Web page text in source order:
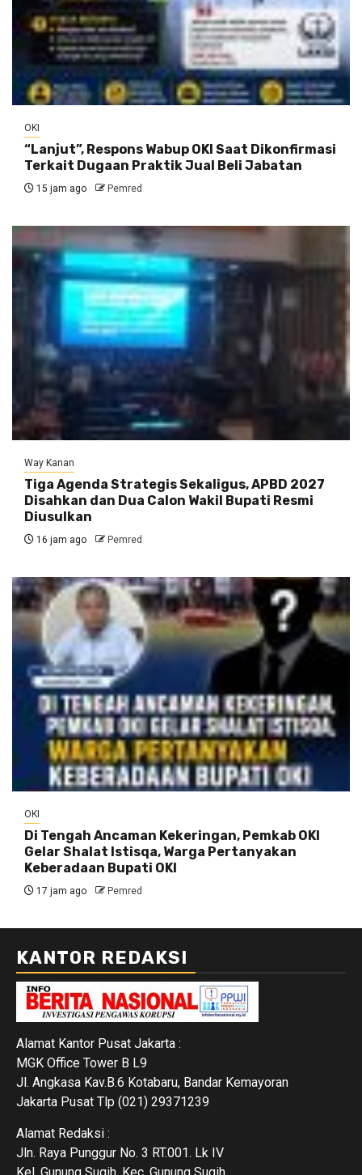
OKI
“Lanjut”, Respons Wabup OKI Saat Dikonfirmasi
Terkait Dugaan Praktik Jual Beli Jabatan
15 jam ago Pemred
Way Kanan
Tiga Agenda Strategis Sekaligus, APBD 2027
Disahkan dan Dua Calon Wakil Bupati Resmi
Diusulkan
16 jam ago Pemred
OKI
Di Tengah Ancaman Kekeringan, Pemkab OKI
Gelar Shalat Istisqa, Warga Pertanyakan
Keberadaan Bupati OKI
17 jam ago Pemred
KANTOR REDAKSI
Alamat Kantor Pusat Jakarta :
MGK Office Tower B L9
Jl. Angkasa Kav.B.6 Kotabaru, Bandar Kemayoran
Jakarta Pusat Tlp (021) 29371239
Alamat Redaksi :
Jln. Raya Punggur No. 3 RT.001. Lk IV